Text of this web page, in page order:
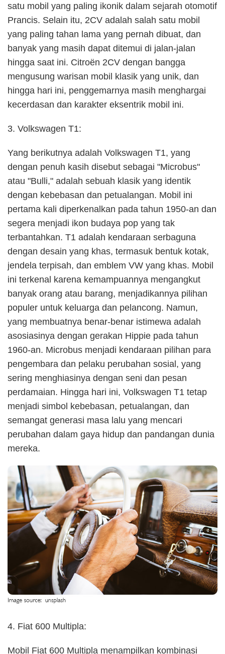
satu mobil yang paling ikonik dalam sejarah otomotif
Prancis. Selain itu, 2CV adalah salah satu mobil
yang paling tahan lama yang pernah dibuat, dan
banyak yang masih dapat ditemui di jalan-jalan
hingga saat ini. Citroën 2CV dengan bangga
mengusung warisan mobil klasik yang unik, dan
hingga hari ini, penggemarnya masih menghargai
kecerdasan dan karakter eksentrik mobil ini.
3. Volkswagen T1:
Yang berikutnya adalah Volkswagen T1, yang
dengan penuh kasih disebut sebagai "Microbus"
atau "Bulli," adalah sebuah klasik yang identik
dengan kebebasan dan petualangan. Mobil ini
pertama kali diperkenalkan pada tahun 1950-an dan
segera menjadi ikon budaya pop yang tak
terbantahkan. T1 adalah kendaraan serbaguna
dengan desain yang khas, termasuk bentuk kotak,
jendela terpisah, dan emblem VW yang khas. Mobil
ini terkenal karena kemampuannya mengangkut
banyak orang atau barang, menjadikannya pilihan
populer untuk keluarga dan pelancong. Namun,
yang membuatnya benar-benar istimewa adalah
asosiasinya dengan gerakan Hippie pada tahun
1960-an. Microbus menjadi kendaraan pilihan para
pengembara dan pelaku perubahan sosial, yang
sering menghiasinya dengan seni dan pesan
perdamaian. Hingga hari ini, Volkswagen T1 tetap
menjadi simbol kebebasan, petualangan, dan
semangat generasi masa lalu yang mencari
perubahan dalam gaya hidup dan pandangan dunia
mereka.
4. Fiat 600 Multipla:
Mobil Fiat 600 Multipla menampilkan kombinasi